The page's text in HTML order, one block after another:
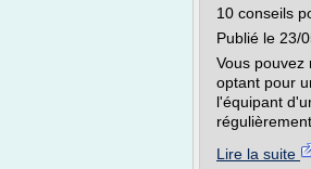
10 conseils
Publié le 23/
Vous pouvez
optant pour
l'équipant
Lire la suite